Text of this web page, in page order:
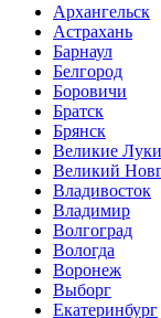
Архангельск
Астрахань
Барнаул
Белгород
Боровичи
Братск
Брянск
Великие Луки
Великий
Владивосток
Владимир
Волгоград
Вологда
Воронеж
Выборг
Екатеринбург